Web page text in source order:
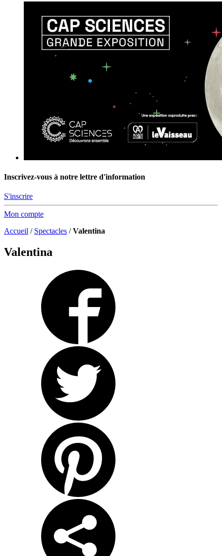
Inscrivez-vous à notre lettre d'information
S'inscrire
Mon compte
Accueil / Spectacles /Valentina
Valentina